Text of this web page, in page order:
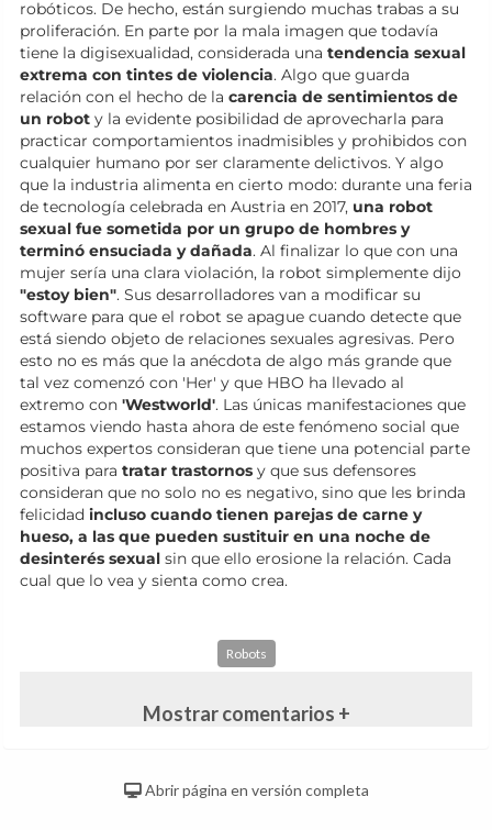
robóticos. De hecho, están surgiendo muchas trabas a su
proliferación. En parte por la mala imagen que todavía
tiene la digisexualidad, considerada una tendencia sexual
extrema con tintes de violencia. Algo que guarda
relación con el hecho de la carencia de sentimientos de
un robot y la evidente posibilidad de aprovecharla para
practicar comportamientos inadmisibles y prohibidos con
cualquier humano por ser claramente delictivos. Y algo
que la industria alimenta en cierto modo: durante una feria
de tecnología celebrada en Austria en 2017, una robot
sexual fue sometida por un grupo de hombres y
terminó ensuciada y dañada. Al finalizar lo que con una
mujer sería una clara violación, la robot simplemente dijo
"estoy bien". Sus desarrolladores van a modificar su
software para que el robot se apague cuando detecte que
está siendo objeto de relaciones sexuales agresivas. Pero
esto no es más que la anécdota de algo más grande que
tal vez comenzó con 'Her' y que HBO ha llevado al
extremo con 'Westworld'. Las únicas manifestaciones que
estamos viendo hasta ahora de este fenómeno social que
muchos expertos consideran que tiene una potencial parte
positiva para tratar trastornos y que sus defensores
consideran que no solo no es negativo, sino que les brinda
felicidad incluso cuando tienen parejas de carne y
hueso, a las que pueden sustituir en una noche de
desinterés sexual sin que ello erosione la relación. Cada
cual que lo vea y sienta como crea.
Robots
Mostrar comentarios +
Abrir página en versión completa